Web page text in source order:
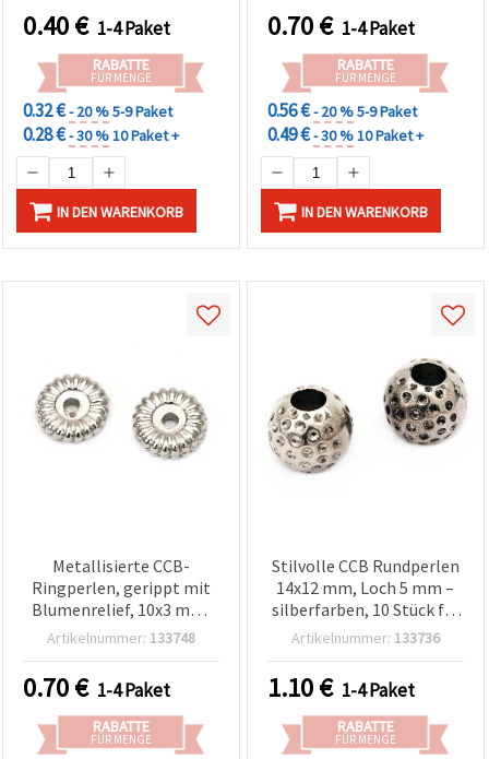
0.40€ 1-4 Paket
RABATTE
FÜR MENGE
0.32 €- 20 %5-9 Paket
0.28 €- 30 %10 Paket +
IN DEN WARENKORB
0.70€ 1-4 Paket
RABATTE
FÜR MENGE
0.56 €- 20 %5-9 Paket
0.49 €- 30 %10 Paket +
IN DEN WARENKORB
Metallisierte CCB-
Ringperlen, gerippt mit
Blumenrelief, 10x3 mm,
Loch 1,5 mm, silberfarben
Artikelnummer: 133748
0.70€ 1-4 Paket
RABATTE
FÜR MENGE
Stilvolle CCB Rundperlen
14x12 mm, Loch 5 mm –
silberfarben, 10 Stück für
einzigartige DIY-
Artikelnummer: 133736
1.10€ 1-4 Paket
RABATTE
FÜR MENGE